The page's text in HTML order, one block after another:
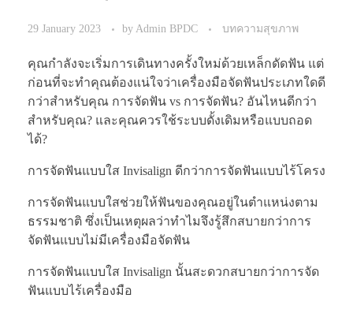
29 January 2023 by Admin BPDC บทความสุขภาพ
คุณกำลังจะเริ่มการเดินทางครั้งใหม่ด้วยเหล็กดัดฟัน แต่
ก่อนที่จะทำคุณต้องแน่ใจว่าเครื่องมือจัดฟันประเภทใดดี
กว่าสำหรับคุณ การจัดฟัน vs การจัดฟัน? อันไหนดีกว่า
สำหรับคุณ? และคุณควรใช้ระบบดั้งเดิมหรือแบบถอด
ได้?
การจัดฟันแบบใส Invisalign ดีกว่าการจัดฟันแบบไร้โครง
การจัดฟันแบบใสช่วยให้ฟันของคุณอยู่ในตำแหน่งตาม
ธรรมชาติ ซึ่งเป็นเหตุผลว่าทำไมจึงรู้สึกสบายกว่าการ
จัดฟันแบบไม่มีเครื่องมือจัดฟัน
การจัดฟันแบบใส Invisalign นั้นสะดวกสบายกว่าการจัด
ฟันแบบไร้เครื่องมือ